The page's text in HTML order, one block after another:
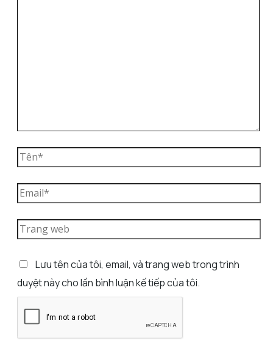
Lưu tên của tôi, email, và trang web trong trình
duyệt này cho lần bình luận kế tiếp của tôi.